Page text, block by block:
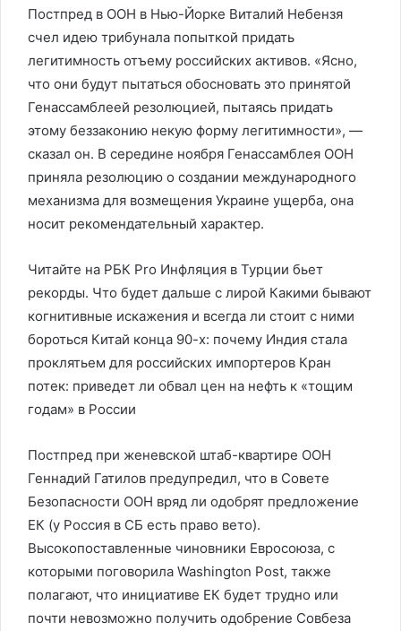
Постпред в ООН в Нью-Йорке Виталий Небензя
счел идею трибунала попыткой придать
легитимность отъему российских активов. «Ясно,
что они будут пытаться обосновать это принятой
Генассамблеей резолюцией, пытаясь придать
этому беззаконию некую форму легитимности», —
сказал он. В середине ноября Генассамблея ООН
приняла резолюцию о создании международного
механизма для возмещения Украине ущерба, она
носит рекомендательный характер.
Читайте на РБК Pro Инфляция в Турции бьет
рекорды. Что будет дальше с лирой Какими бывают
когнитивные искажения и всегда ли стоит с ними
бороться Китай конца 90-х: почему Индия стала
проклятьем для российских импортеров Кран
потек: приведет ли обвал цен на нефть к «тощим
годам» в России
Постпред при женевской штаб-квартире ООН
Геннадий Гатилов предупредил, что в Совете
Безопасности ООН вряд ли одобрят предложение
ЕК (у Россия в СБ есть право вето).
Высокопоставленные чиновники Евросоюза, с
которыми поговорила Washington Post, также
полагают, что инициативе ЕК будет трудно или
почти невозможно получить одобрение Совбеза